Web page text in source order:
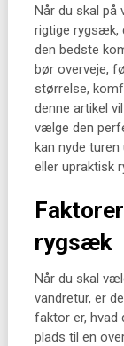
Når du skal på
rigtige rygsæk,
den bedste
bør overveje,
størrelse,
denne artikel
vælge den
kan nyde
eller upraktisk
rygsæk
Når du skal
vandretur, er
faktor er, hvad
plads til en